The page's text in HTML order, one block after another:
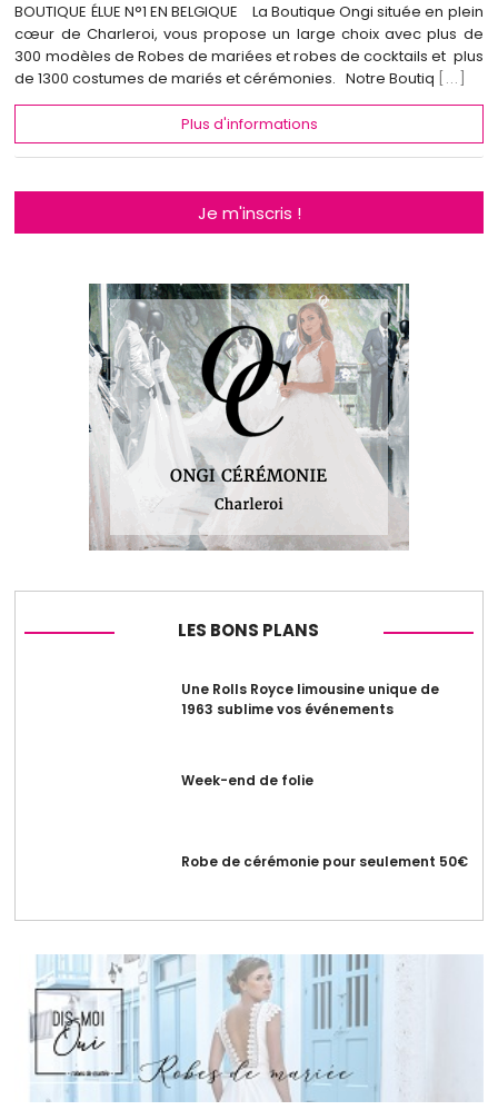
BOUTIQUE ÉLUE N°1 EN BELGIQUE La Boutique Ongi située en plein
cœur de Charleroi, vous propose un large choix avec plus de
300 modèles de Robes de mariées et robes de cocktails et plus
de 1300 costumes de mariés et cérémonies. Notre Boutiq
[...]
Plus d'informations
Je m'inscris !
LES BONS PLANS
Une Rolls Royce limousine unique de
1963 sublime vos événements
Week-end de folie
Robe de cérémonie pour seulement 50€